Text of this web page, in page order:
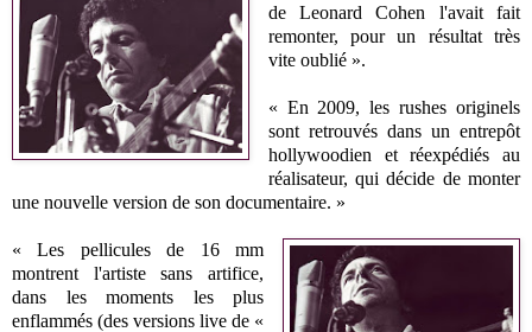
de Leonard Cohen l'avait fait
remonter, pour un résultat très
vite oublié ».
« En 2009, les rushes originels
sont retrouvés dans un entrepôt
hollywoodien et réexpédiés au
réalisateur, qui décide de monter
une nouvelle version de son documentaire. »
« Les pellicules de 16 mm
montrent l'artiste sans artifice,
dans les moments les plus
enflammés (des versions live de «